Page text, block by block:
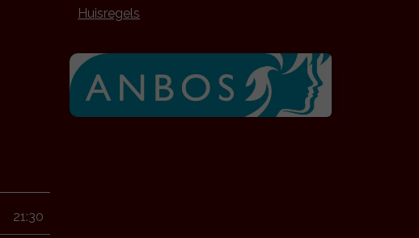
21:30
Huisregels